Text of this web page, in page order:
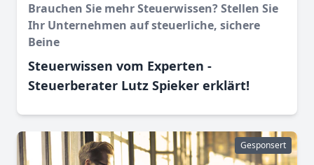
Brauchen Sie mehr Steuerwissen? Stellen Sie
Ihr Unternehmen auf steuerliche, sichere
Beine
Steuerwissen vom Experten -
Steuerberater Lutz Spieker erklärt!
Gesponsert